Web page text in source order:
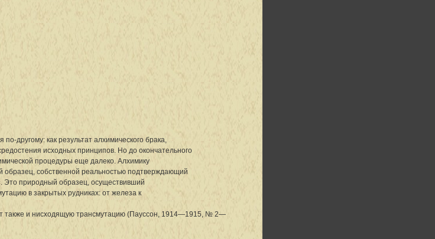
по-другому: как результат алхимического брака,
исходных принципов. Но до окончательного
процедуры еще далеко. Алхимику
образец, собственной реальностью подтверждающий
Это природный образец, осуществивший
в закрытых рудниках: от железа к
также и нисходящую трансмутацию (Пауссон, 1914—1915, № 2—